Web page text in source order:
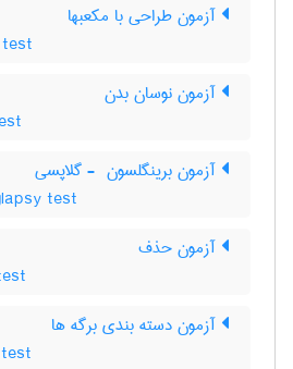
آزمون طراحی با مکعبها
آزمون نوسان بدن
آزمون برینگلسون ‎ - گلاپسی
test
آزمون حذف
آزمون دسته بندی برگه ها